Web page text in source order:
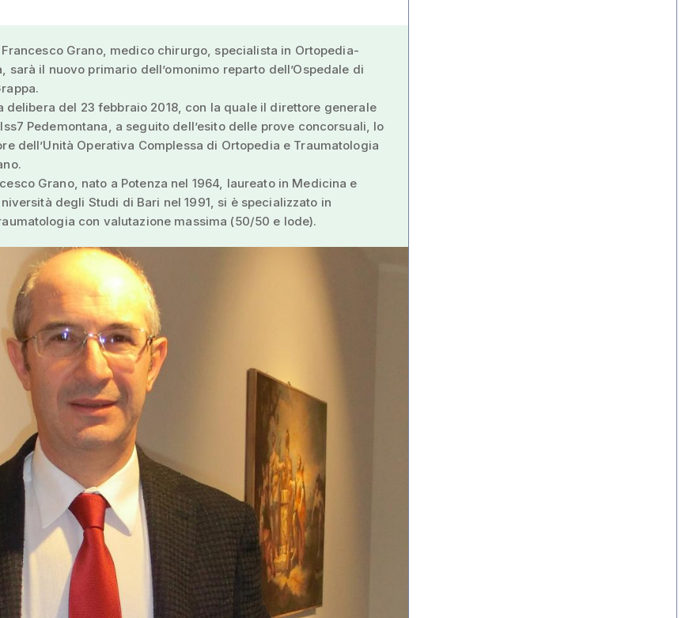
Grano, medico chirurgo, specialista in Ortopedia-
sarà il nuovo primario dell’omonimo reparto dell’Ospedale di
delibera del 23 febbraio 2018, con la quale il direttore generale
Pedemontana, a seguito dell’esito delle prove concorsuali, lo
dell’Unità Operativa Complessa di Ortopedia e Traumatologia
Grano, nato a Potenza nel 1964, laureato in Medicina e
degli Studi di Bari nel 1991, si è specializzato in
con valutazione massima (50/50 e lode).